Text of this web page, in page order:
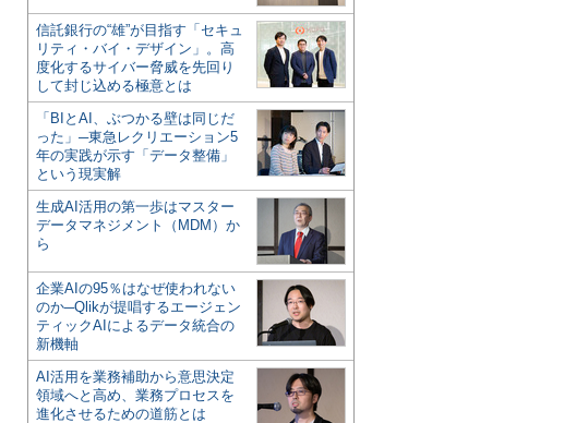
信託銀行の“雄”が目指す「セキュ
リティ・バイ・デザイン」。高
度化するサイバー脅威を先回り
して封じ込める極意とは
「BIとAI、ぶつかる壁は同じだ
った」─東急レクリエーション5
年の実践が示す「データ整備」
という現実解
生成AI活用の第一歩はマスター
データマネジメント（MDM）か
ら
企業AIの95％はなぜ使われない
のか─Qlikが提唱するエージェン
ティックAIによるデータ統合の
新機軸
AI活用を業務補助から意思決定
領域へと高め、業務プロセスを
進化させるための道筋とは